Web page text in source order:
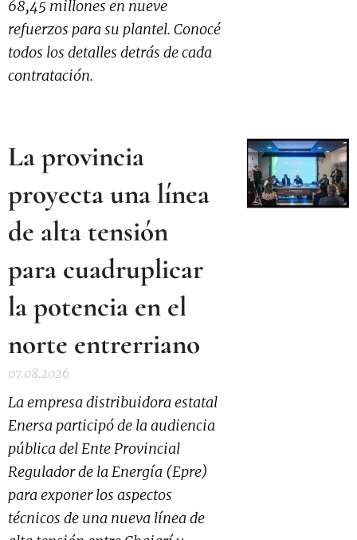
68,45 millones en nueve
refuerzos para su plantel. Conocé
todos los detalles detrás de cada
contratación.
La provincia
proyecta una línea
de alta tensión
para cuadruplicar
la potencia en el
norte entrerriano
07.08.2026
La empresa distribuidora estatal
Enersa participó de la audiencia
pública del Ente Provincial
Regulador de la Energía (Epre)
para exponer los aspectos
técnicos de una nueva línea de